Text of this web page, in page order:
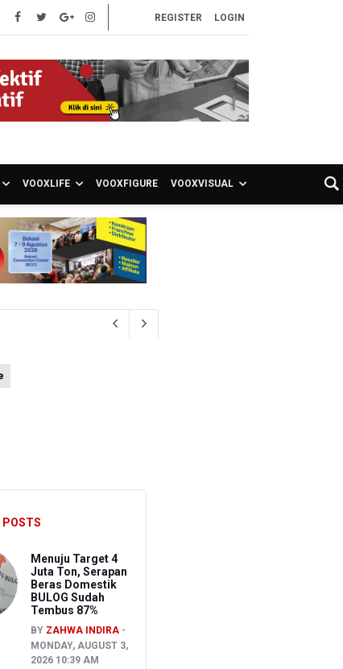
REGISTER LOGIN
VOOXLIFE VOOXFIGURE VOOXVISUAL
POSTS
Menuju Target 4
Juta Ton, Serapan
Beras Domestik
BULOG Sudah
Tembus 87%
BY ZAHWA INDIRA
MONDAY, AUGUST 3,
2026 10:39 AM